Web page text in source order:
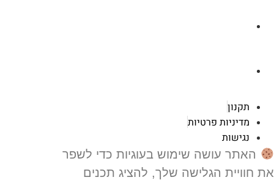
תקנון
מדיניות פרטיות
נגישות
האתר עושה שימוש בעוגיות כדי לשפר
חוויית הגלישה שלך, להציג תכנים